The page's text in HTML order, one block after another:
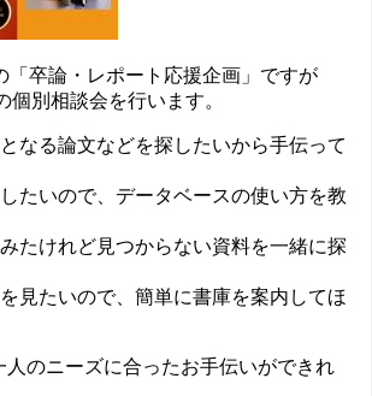
「卒論・レポート応援企画」ですが
個別相談会を行います。
なる論文などを探したいから手伝って
たいので、データベースの使い方を教
たけれど見つからない資料を一緒に探
見たいので、簡単に書庫を案内してほ
人のニーズに合ったお手伝いができれ